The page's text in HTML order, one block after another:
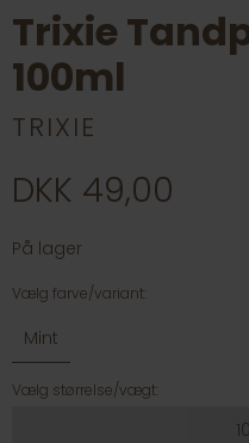
Trixie
100ml
TRIXIE
DKK 49,00
På lager
Vælg farve/variant:
Mint
Vælg størrelse/vægt: